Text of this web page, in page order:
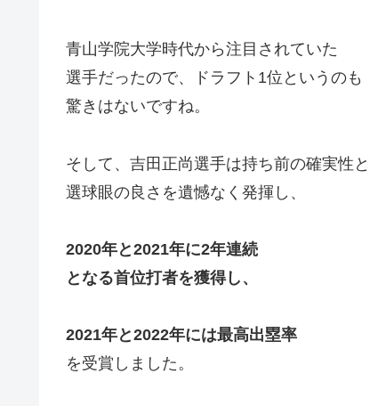
青山学院大学時代から注目されていた
選手だったので、ドラフト1位というのも
驚きはないですね。
そして、吉田正尚選手は持ち前の確実性と
選球眼の良さを遺憾なく発揮し、
2020年と2021年に2年連続
となる首位打者を獲得し、
2021年と2022年には最高出塁率
を受賞しました。